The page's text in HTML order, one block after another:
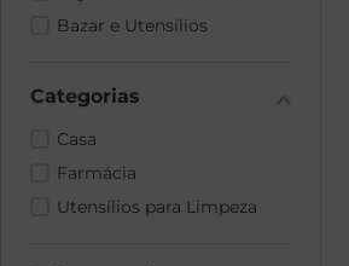
Bazar e Utensílios
Casa
Farmácia
Utensílios para Limpeza